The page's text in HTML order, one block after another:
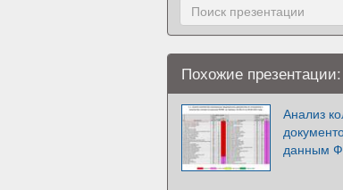
Похожие презентации:
Анализ
данным